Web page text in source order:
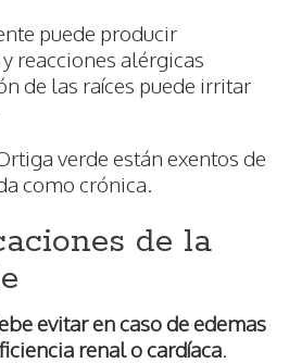
puede producir
reacciones alérgicas
de las raíces puede irritar
verde están exentos de
como crónica.
de la
evitar en caso de edemas
renal o cardíaca.